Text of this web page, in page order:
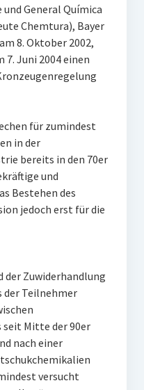
General Química
Chemtura), Bayer
8. Oktober 2002,
7. Juni 2004 einen
für zumindest
in der
bereits in den 70er
und
Bestehen des
jedoch erst für die
der Zuwiderhandlung
der Teilnehmer
Mitte der 90er
nach einer
versucht